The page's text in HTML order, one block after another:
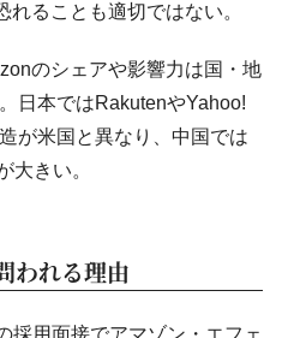
ることも適切ではない。
のシェアや影響力は国・地
日本ではRakutenやYahoo!
が米国と異なり、中国では
大きい。
われる理由
採用面接でアマゾン・エフェ